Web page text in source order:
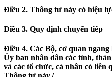
Điều 2. Thông tư này có hiệu
Điều 3. Quy định chuyển tiếp
Điều 4. Các Bộ, cơ quan
Ủy ban nhân dân các tỉnh,
và các tổ chức, cá nhân có